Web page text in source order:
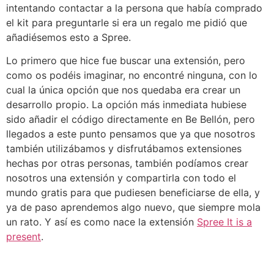
intentando contactar a la persona que había comprado
el kit para preguntarle si era un regalo me pidió que
añadiésemos esto a Spree.
Lo primero que hice fue buscar una extensión, pero
como os podéis imaginar, no encontré ninguna, con lo
cual la única opción que nos quedaba era crear un
desarrollo propio. La opción más inmediata hubiese
sido añadir el código directamente en Be Bellón, pero
llegados a este punto pensamos que ya que nosotros
también utilizábamos y disfrutábamos extensiones
hechas por otras personas, también podíamos crear
nosotros una extensión y compartirla con todo el
mundo gratis para que pudiesen beneficiarse de ella, y
ya de paso aprendemos algo nuevo, que siempre mola
un rato. Y así es como nace la extensión Spree It is a
present.